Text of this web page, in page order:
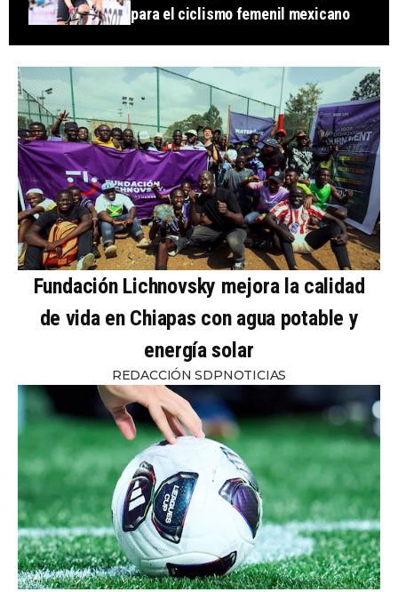
para el ciclismo femenil mexicano
Fundación Lichnovsky mejora la calidad
de vida en Chiapas con agua potable y
energía solar
REDACCIÓN SDPNOTICIAS